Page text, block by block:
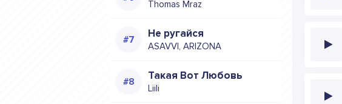
Thomas Mraz
Не ругайся
ASAVVI, ARIZONA
Такая Вот Любовь
Liili